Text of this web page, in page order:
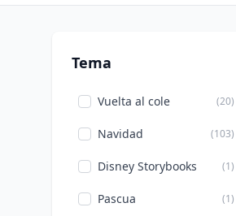
Tema
Vuelta al cole (20)
Navidad (103)
Disney Storybooks (1)
Pascua (1)